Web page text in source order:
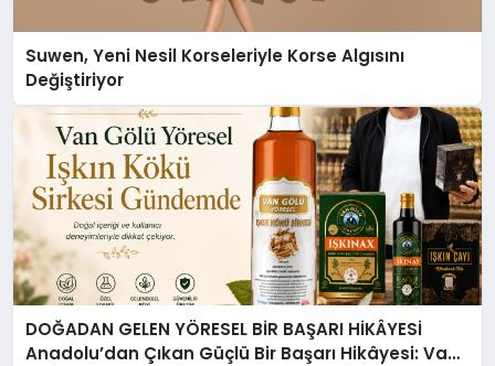
Suwen, Yeni Nesil Korseleriyle Korse Algısını
Değiştiriyor
DOĞADAN GELEN YÖRESEL BİR BAŞARI HİKÂYESİ
Anadolu’dan Çıkan Güçlü Bir Başarı Hikâyesi: Van